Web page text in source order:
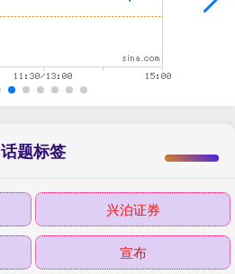
话题标签
兴泊证券
宣布